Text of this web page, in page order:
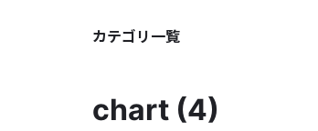
カテゴリ一覧
chart (4)